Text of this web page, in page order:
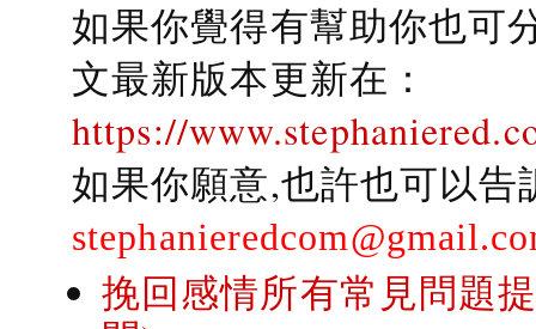
如果你覺得有幫助你也可
文最新版本更新在：
https://
如果你願意,也許也可以
挽回感情所有常見問題